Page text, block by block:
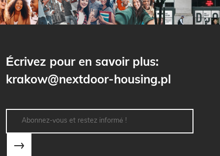
Écrivez pour en savoir plus:
krakow@nextdoor-housing.pl